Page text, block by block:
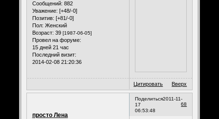
Сообщений: 882
Уважение: [+48/-0]
Позитив: [+81/-0]
Пол: Женский
Возраст: 39 [1987-06-05]
Провел на форуме:
15 дней 21 час
Последний визит:
2014-02-08 21:20:36
Цитировать Вверх
Поделиться
68
2011-11-
17
06:53:48
просто Лена